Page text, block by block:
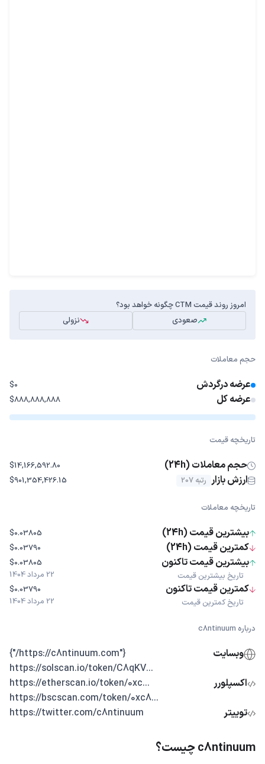
امروز روند قیمت CTM چگونه خواهد بود؟
صعودی
نزولی
حجم معاملات
عرضه درگردش $0
عرضه کل $888,888,888
تاریخچه قیمت
حجم معاملات (24h) $14,166,592.80
ارزش بازار رتبه 207 $901,354,426.15
تاریخچه معاملات
بیشترین قیمت (24h) $0.03805
کمترین قیمت (24h) $0.03790
بیشترین قیمت تاکنون
تاریخ بیشترین قیمت
$0.03805
22 مرداد 1404
کمترین قیمت تاکنون
تاریخ کمترین قیمت
$0.03790
22 مرداد 1404
درباره c8ntinuum
وبسایت {"https://c8ntinuum.com/"}
اکسپلورر
...https://solscan.io/token/C8qKV
...https://etherscan.io/token/0xc
...https://bscscan.com/token/0xc8
توییتر
https://twitter.com/c8ntinuum
c8ntinuum چیست؟